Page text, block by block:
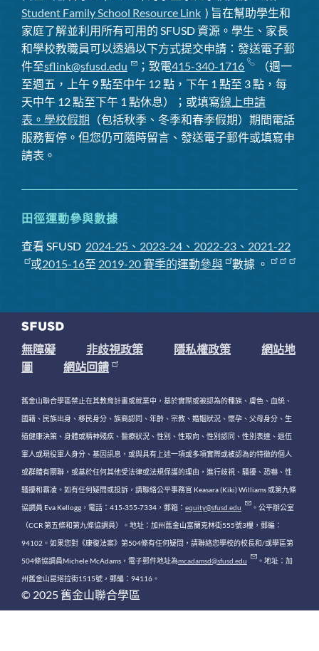
Student Family School Resource Link ) 旨在幫助學生和
家庭了解並利用所有可用的 SFUSD 資源。學生、家長
和學校教職員可以透過以下方式提交申請：發送電子郵
件至sflink@sfusd.edu ；致電415-340-1716
（週一
至週五，上午 9 點至中午 12 點，下午 1 點至 3 點，每
天中午 12 點至下午 1 點休息）；或填寫線上申請
表。 學校假期 （包括秋季、冬季和春季假期）期間電話
服務暫停 。但您仍可隨時留言、發送電子郵件或填寫申
請表。
田徑運動參與數據
查看 SFUSD 2024-25、2023-24、2022-23、2021-22
或2015-16至 2019-20 賽季的運動參與 數據 。
無障礙 非歧視政策 隱私權政策
網站地
圖
網站回饋
舊金山聯合學區禁止在其教育計畫或就業中，基於實際或被認為的種族、膚色、血統、
國籍、民族出身、移民身分、族裔認同、年齡、宗教、婚姻狀況、懷孕、父母身分、生
殖健康決策、身體或精神殘疾、醫療狀況、性別、性取向、性別認同、性別表達、退伍
軍人或現役軍人身分、基因訊息，或與具有上述一項或多項實際或被認為的特徵的個人
或群體有關聯，或基於任何其他受法律或法規保護的理由，進行歧視、騷擾、恐嚇、性
騷擾和霸凌。如有任何疑問或投訴，請聯絡公平事務官 Keasara (Kiki) Williams 或第九條
協調員 Eva Kellogg，電話：415-355-7334，郵箱： equity@sfusd.edu 。公平辦公室
（CCR 第五條和第九條協調員）。地址：加州舊金山富蘭克林街555號3樓，郵編：
94102。如果您對《康復法案》第504條有任何疑問，請聯絡您學校的校長和/或學區第
504條協調員Michele McAdams，電子郵件地址為mcadamsd@sfusd.edu 。地址：加
州舊金山昆塔拉街1515號，郵編：94116。
© 2025 舊金山聯合學區